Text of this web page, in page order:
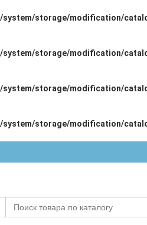
storage/modification/
storage/modification/
storage/modification/
storage/modification/